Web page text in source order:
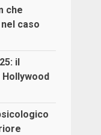
che
caso
il
Hollywood